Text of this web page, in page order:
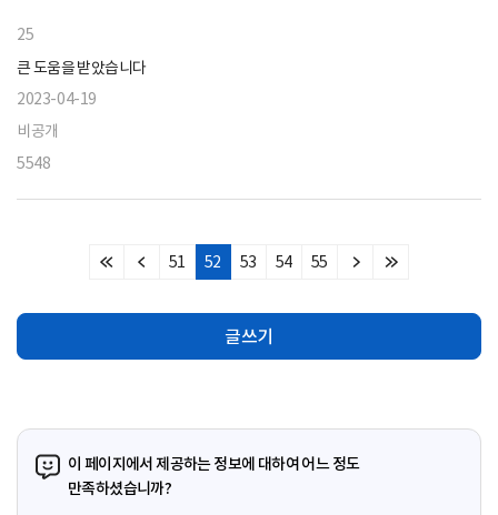
25
큰 도움을 받았습니다
2023-04-19
비공개
5548
처
페
이
페
51 52 53 54 55
다
페
마
막
글쓰기
이 페이지에서 제공하는 정보에 대하여 어느 정도
만족하셨습니까?